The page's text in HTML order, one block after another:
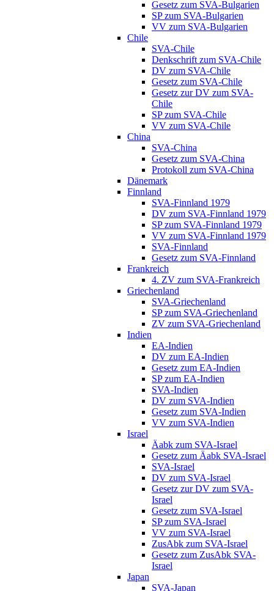
Gesetz zum SVA-Bulgarien
SP zum SVA-Bulgarien
VV zum SVA-Bulgarien
Chile
SVA-Chile
Denkschrift zum SVA-Chile
DV zum SVA-Chile
Gesetz zum SVA-Chile
Gesetz zur DV zum SVA-
Chile
SP zum SVA-Chile
VV zum SVA-Chile
China
SVA-China
Gesetz zum SVA-China
Protokoll zum SVA-China
Dänemark
Finnland
SVA-Finnland 1979
DV zum SVA-Finnland 1979
SP zum SVA-Finnland 1979
VV zum SVA-Finnland 1979
SVA-Finnland
Gesetz zum SVA-Finnland
Frankreich
4. ZV zum SVA-Frankreich
Griechenland
SVA-Griechenland
SP zum SVA-Griechenland
ZV zum SVA-Griechenland
Indien
EA-Indien
DV zum EA-Indien
Gesetz zum EA-Indien
SP zum EA-Indien
SVA-Indien
DV zum SVA-Indien
Gesetz zum SVA-Indien
VV zum SVA-Indien
Israel
Äabk zum SVA-Israel
Gesetz zum Äabk SVA-Israel
SVA-Israel
DV zum SVA-Israel
Gesetz zur DV zum SVA-
Israel
Gesetz zum SVA-Israel
SP zum SVA-Israel
VV zum SVA-Israel
ZusAbk zum SVA-Israel
Gesetz zum ZusAbk SVA-
Israel
Japan
SVA-Japan